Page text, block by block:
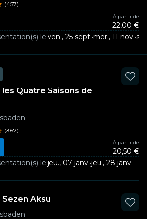
(457)
À partir de
22,00 €
le:ven., 25 sept.·mer., 11 nov.·
les Quatre Saisons de
(367)
À partir de
20,50 €
le:jeu., 07 janv.·jeu., 28 janv.
Aksu